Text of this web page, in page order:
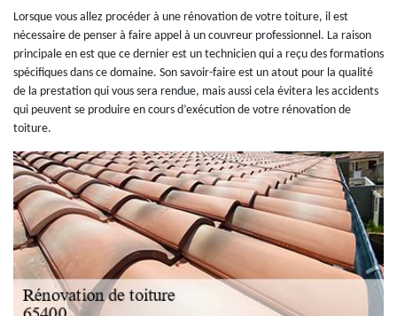
Lorsque vous allez procéder à une rénovation de votre toiture, il est
nécessaire de penser à faire appel à un couvreur professionnel. La raison
principale en est que ce dernier est un technicien qui a reçu des formations
spécifiques dans ce domaine. Son savoir-faire est un atout pour la qualité
de la prestation qui vous sera rendue, mais aussi cela évitera les accidents
qui peuvent se produire en cours d’exécution de votre rénovation de
toiture.